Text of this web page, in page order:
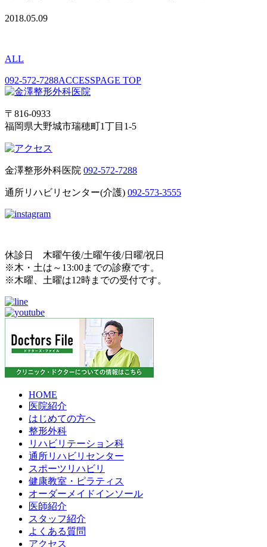
2018.05.09
ALL
092-572-7288ACCESSPAGE TOP
〒816-0933
福岡県大野城市瑞穂町1丁目1-5
金澤整形外科医院 092-572-7288
通所リハビリセンター(介護) 092-573-3555
休診日 木曜午後/土曜午後/日曜/祝日
※木・土は～13:00までの診療です。
※木曜、土曜は12時までの受付です。
HOME
医院紹介
はじめての方へ
整形外科
リハビリテーション科
通所リハビリセンター
スポーツリハビリ
健康教室・ピラティス
オーダーメイドインソール
医師紹介
スタッフ紹介
よくある質問
アクセス